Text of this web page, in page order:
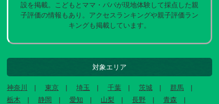
設を掲載。こどもとママ・パパが現地体験して採点した親
子評価の情報もあり。アクセスランキングや親子評価ラン
キングも掲載しています。
対象エリア
神奈川 東京 埼玉 千葉 茨城
群馬
栃木
静岡 愛知 山梨 長野
青森